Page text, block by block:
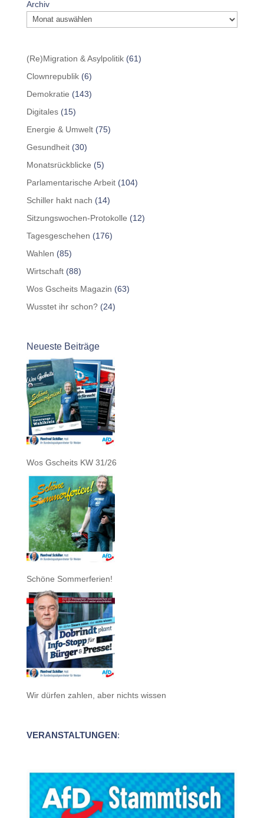
Archiv
(Re)Migration & Asylpolitik(61)
Clownrepublik(6)
Demokratie (143)
Digitales(15)
Energie & Umwelt(75)
Gesundheit(30)
Monatsrückblicke (5)
Parlamentarische Arbeit(104)
Schiller hakt nach (14)
Sitzungswochen-Protokolle (12)
Tagesgeschehen (176)
Wahlen (85)
Wirtschaft(88)
Wos Gscheits Magazin (63)
Wusstet ihr schon?(24)
Neueste Beiträge
Wos Gscheits KW 31/26
Schöne Sommerferien!
Wir dürfen zahlen, aber nichts wissen
VERANSTALTUNGEN: